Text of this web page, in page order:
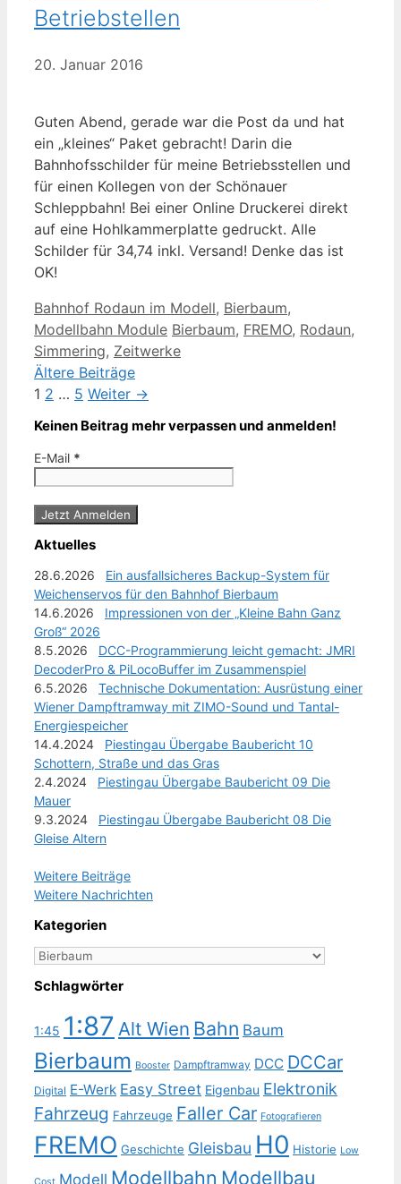
Betriebstellen
20. Januar 2016
Guten Abend, gerade war die Post da und hat
ein „kleines“ Paket gebracht! Darin die
Bahnhofsschilder für meine Betriebsstellen und
für einen Kollegen von der Schönauer
Schleppbahn! Bei einer Online Druckerei direkt
auf eine Hohlkammerplatte gedruckt. Alle
Schilder für 34,74 inkl. Versand! Denke das ist
OK!
Kategorien
Bahnhof Rodaun im Modell, Bierbaum,
Modellbahn Module Schlagwörter
Bierbaum, FREMO, Rodaun,
Simmering, Zeitwerke
Ältere Beiträge
Seite
1 Seite
2 … Seite
5 Weiter →
Keinen Beitrag mehr verpassen und anmelden!
E-Mail *
Aktuelles
28.6.2026 Ein ausfallsicheres Backup-System für
Weichenservos für den Bahnhof Bierbaum
14.6.2026 Impressionen von der „Kleine Bahn Ganz
Groß“ 2026
8.5.2026 DCC-Programmierung leicht gemacht: JMRI
DecoderPro & PiLocoBuffer im Zusammenspiel
6.5.2026 Technische Dokumentation: Ausrüstung einer
Wiener Dampftramway mit ZIMO-Sound und Tantal-
Energiespeicher
14.4.2024 Piestingau Übergabe Baubericht 10
Schottern, Straße und das Gras
2.4.2024 Piestingau Übergabe Baubericht 09 Die
Mauer
9.3.2024 Piestingau Übergabe Baubericht 08 Die
Gleise Altern
Weitere Beiträge
Weitere Nachrichten
Kategorien
Kategorien
Schlagwörter
1:45 1:87 Alt Wien Bahn Baum
Bierbaum Booster Dampftramway DCC DCCar
Digital E-Werk Easy Street Eigenbau Elektronik
Fahrzeug Fahrzeuge Faller Car Fotografieren
FREMO Geschichte Gleisbau H0 Historie Low
Modell Modellbahn Modellbau